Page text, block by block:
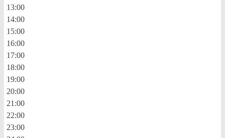
13:00
14:00
15:00
16:00
17:00
18:00
19:00
20:00
21:00
22:00
23:00